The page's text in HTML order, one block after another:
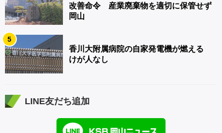
改善命令 産業廃棄物を適切に保管せず
岡山
5
香川大附属病院の自家発電機が燃える
けが人なし
LINE友だち追加